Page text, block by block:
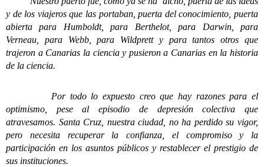
y de los viajeros que las portaban, puerta del conocimiento, puerta
abierta para Humboldt, para Berthelot, para Darwin, para
Verneau, para Webb, para Wildprett y para tantos otros que
trajeron a Canarias la ciencia y pusieron a Canarias en la historia
de la ciencia.
Por todo lo expuesto creo que hay razones para el
optimismo, pese al episodio de depresión colectiva que
atravesamos. Santa Cruz, nuestra ciudad, no ha perdido su vigor,
pero necesita recuperar la confianza, el compromiso y la
participación en los asuntos públicos y restablecer el prestigio de
sus instituciones.